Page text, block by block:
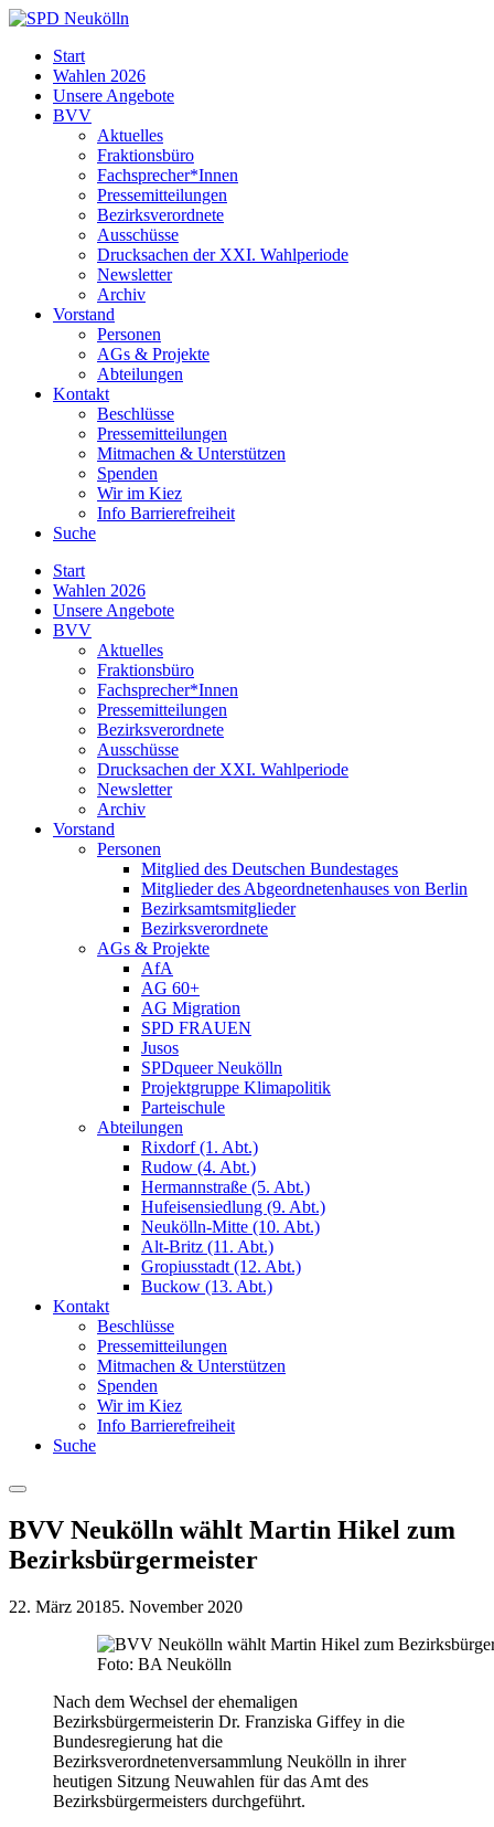
Skip
content
Neukölln
Start
Wahlen 2026
Unsere Angebote
BVV
Aktuelles
Fraktionsbüro
Fachsprecher*Innen
Pressemitteilungen
Bezirksverordnete
Ausschüsse
Drucksachen der XXI. Wahlperiode
Newsletter
Archiv
Vorstand
Personen
AGs & Projekte
Abteilungen
Kontakt
Beschlüsse
Pressemitteilungen
Mitmachen & Unterstützen
Spenden
Wir im Kiez
Info Barrierefreiheit
Suche
Start
Wahlen 2026
Unsere Angebote
BVV
Aktuelles
Fraktionsbüro
Fachsprecher*Innen
Pressemitteilungen
Bezirksverordnete
Ausschüsse
Drucksachen der XXI. Wahlperiode
Newsletter
Archiv
Vorstand
Personen
Mitglied des Deutschen Bundestages
Mitglieder des Abgeordnetenhauses von Berlin
Bezirksamtsmitglieder
Bezirksverordnete
AGs & Projekte
AfA
AG 60+
AG Migration
SPD FRAUEN
Jusos
SPDqueer Neukölln
Projektgruppe Klimapolitik
Parteischule
Abteilungen
Rixdorf (1. Abt.)
Rudow (4. Abt.)
Hermannstraße (5. Abt.)
Hufeisensiedlung (9. Abt.)
Neukölln-Mitte (10. Abt.)
Alt-Britz (11. Abt.)
Gropiusstadt (12. Abt.)
Buckow (13. Abt.)
Kontakt
Beschlüsse
Pressemitteilungen
Mitmachen & Unterstützen
Spenden
Wir im Kiez
Info Barrierefreiheit
Suche
Menu
BVV Neukölln wählt Martin Hikel zum
Bezirksbürgermeister
22. März 20185. November 2020
Foto: BA Neukölln
Nach dem Wechsel der ehemaligen
Bezirksbürgermeisterin Dr. Franziska Giffey in die
Bundesregierung hat die
Bezirksverordnetenversammlung Neukölln in ihrer
heutigen Sitzung Neuwahlen für das Amt des
Bezirksbürgermeisters durchgeführt.